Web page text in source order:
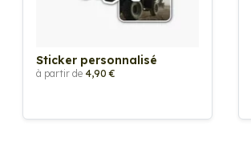
Sticker personnalisé
à partir de 4,90 €